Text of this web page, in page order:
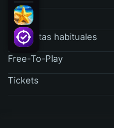
RAIN
Preguntas habituales
Free-To-Play
Tickets